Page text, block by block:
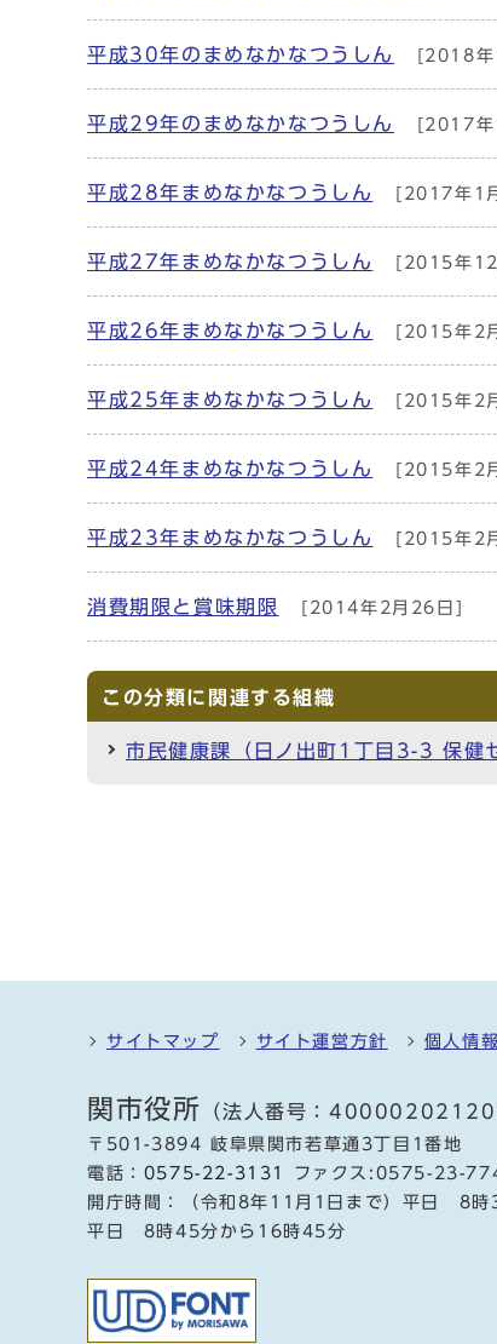
平成30年のまめなかなつうしん [2018年
平成29年のまめなかなつうしん [2017年
平成28年まめなかなつうしん [2017年1
平成27年まめなかなつうしん [2015年12
平成26年まめなかなつうしん [2015年2
平成25年まめなかなつうしん [2015年2
平成24年まめなかなつうしん [2015年2
平成23年まめなかなつうしん [2015年2
消費期限と賞味期限 [2014年2月26日]
この分類に関連する組織
市民健康課（日ノ出町1丁目3-3 保健
サイトマップ サイト運営方針 個人情
関市役所 （法人番号：
〒501-3894 岐阜県関市若草通3丁目1番地
電話： 0575-22-3131
ファクス:0575-23-
開庁時間：（令和8年11月1日まで）平日 8
平日 8時45分から16時45分